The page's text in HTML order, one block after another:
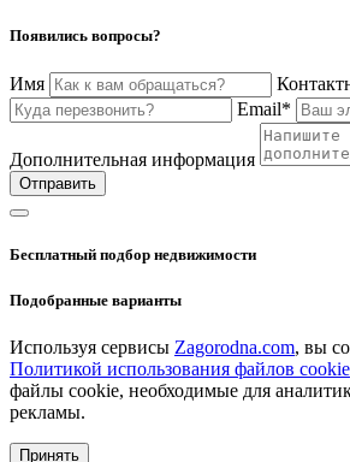
Появились вопросы?
Имя
Email*
Дополнительная информация
Отправить
Бесплатный подбор недвижимости
Подобранные варианты
Используя сервисы Zagorodna.com, вы
Политикой использования файлов cookie
файлы cookie, необходимые для
рекламы.
Принять